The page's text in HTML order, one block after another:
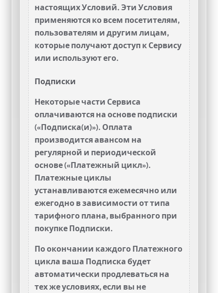
настоящих Условий. Эти Условия
применяются ко всем посетителям,
пользователям и другим лицам,
которые получают доступ к Сервису
или используют его.
Подписки
Некоторые части Сервиса
оплачиваются на основе подписки
(«Подписка(и)»). Оплата
производится авансом на
регулярной и периодической
основе («Платежный цикл»).
Платежные циклы
устанавливаются ежемесячно или
ежегодно в зависимости от типа
тарифного плана, выбранного при
покупке Подписки.
По окончании каждого Платежного
цикла ваша Подписка будет
автоматически продлеваться на
тех же условиях, если вы не